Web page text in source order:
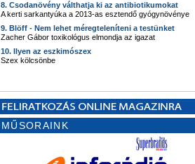
8. Csodanövény válthatja ki az antibiotikumokat
A kerti sarkantyúka a 2013-as esztendő gyógynövénye
9. Blöff - Nem lehet méregteleníteni a testünket
Zacher Gábor toxikológus elmondja az igazat
10. Ilyen az eszkimószex
Szex kölcsönbe
MŰSORAINK